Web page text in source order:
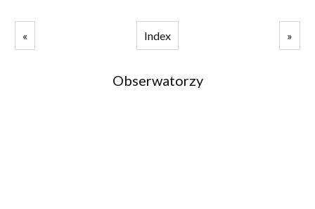
« Index »
Obserwatorzy